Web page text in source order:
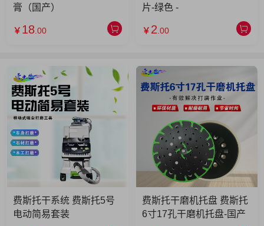
膏（国产）
￥ 18 .00
片-绿色 -
￥ 2 .00
费斯托干系统 费斯托5号
电动简易套装
费斯托干磨机托盘 费斯托
6寸17孔干磨机托盘-国产